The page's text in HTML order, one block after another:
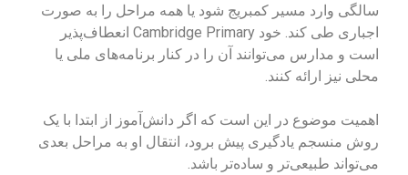
سالگی وارد مسیر کمبریج شود یا همه مراحل را به صورت
اجباری طی کند. خود Cambridge Primary انعطاف‌پذیر
است و مدارس می‌توانند آن را در کنار برنامه‌های ملی یا
محلی نیز ارائه کنند.
اهمیت موضوع در این است که اگر دانش‌آموز از ابتدا با یک
روش منسجم یادگیری پیش برود، انتقال او به مراحل بعدی
می‌تواند طبیعی‌تر و ساده‌تر باشد.